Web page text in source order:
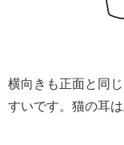
横向きも正面と同
すいです。猫の耳は